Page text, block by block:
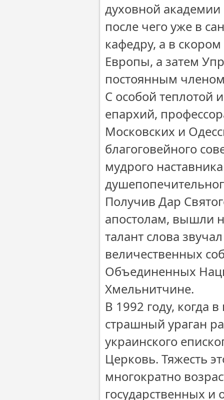
духовной академии
после чего уже в
кафедру, а в
Европы, а затем
постоянным
С особой
епархий,
Московских и
благоговейного
мудрого
Получив Дар
апостолам, вышли
талант слова
величественных
Объединенных
Хмельнитчине.
В 1992 году, когда
страшный ураган
украинского
Церковь. Тяжесть
многократно
государственных и